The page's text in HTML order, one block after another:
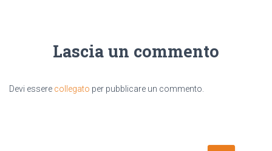
Lascia un commento
Devi essere collegato per pubblicare un commento.